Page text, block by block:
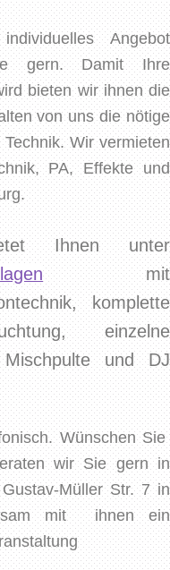
Angebot
gern. Damit Ihre
bieten wir ihnen die
von uns die nötige
Wir vermieten
PA, Effekte und
Ihnen unter
mit
komplette
einzelne
Mischpulte und DJ
Wünschen Sie
wir Sie gern in
Müller Str. 7 in
mit ihnen ein